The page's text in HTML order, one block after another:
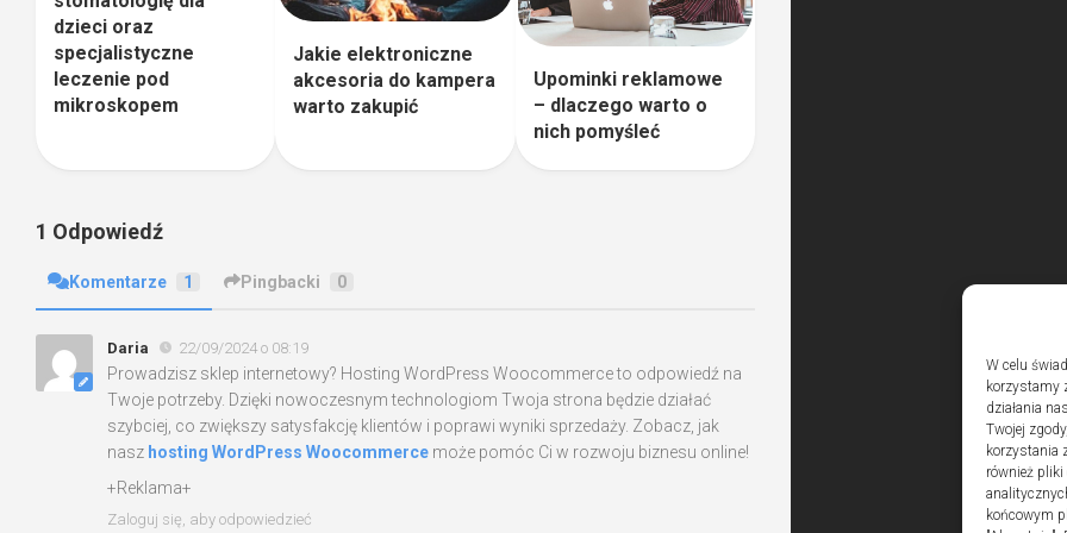
W celu
korzystamy
działania
Twojej
korzystania
również
końcowym
dzieci oraz
specjalistyczne
leczenie pod
mikroskopem
Jakie elektroniczne
akcesoria do kampera
warto zakupić
Upominki reklamowe
– dlaczego warto o
nich pomyśleć
1 Odpowiedź
Komentarze 1 Pingbacki 0
Daria 22/09/2024 o 08:19
Prowadzisz sklep internetowy? Hosting WordPress Woocommerce to odpowiedź na
Twoje potrzeby. Dzięki nowoczesnym technologiom Twoja strona będzie działać
szybciej, co zwiększy satysfakcję klientów i poprawi wyniki sprzedaży. Zobacz, jak
nasz hosting WordPress Woocommerce może pomóc Ci w rozwoju biznesu online!
+Reklama+
Zaloguj się, aby odpowiedzieć